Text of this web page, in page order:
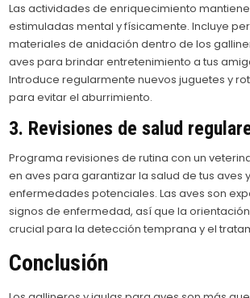
Las actividades de enriquecimiento
estimuladas mental y físicamente. Incluye
materiales de anidación dentro de los
aves para brindar entretenimiento a tus
Introduce regularmente nuevos juguetes y
para evitar el aburrimiento.
3. Revisiones de salud
Programa revisiones de rutina con un
en aves para garantizar la salud de tus aves
enfermedades potenciales. Las aves son
signos de enfermedad, así que la
crucial para la detección temprana y el
Conclusión